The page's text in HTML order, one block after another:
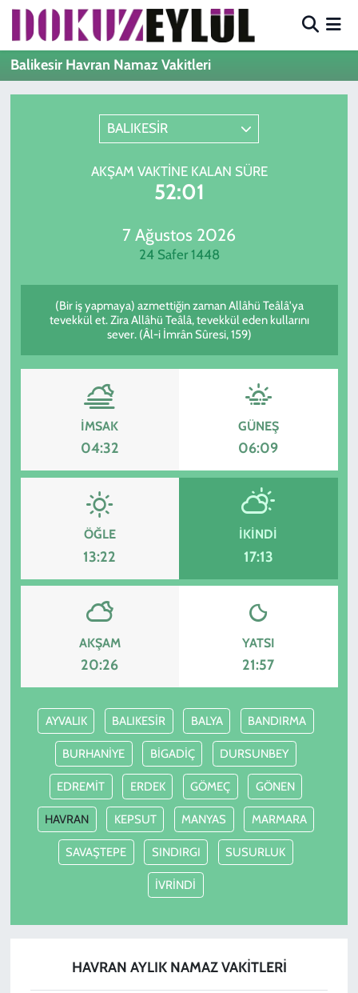
Balikesir Havran Namaz Vakitleri
BALIKESİR
AKŞAM VAKTINE KALAN SÜRE
52:01
7 Ağustos 2026
24 Safer 1448
(Bir iş yapmaya) azmettiğin zaman Allâhü Teâlâ'ya
tevekkül et. Zira Allâhü Teâlâ, tevekkül eden kullarını
sever. (Âl-i İmrân Sûresi, 159)
İMSAK
04:32
GÜNEŞ
06:09
ÖĞLE
13:22
İKINDI
17:13
AKŞAM
20:26
YATSI
21:57
AYVALIK BALIKESİR BALYA BANDIRMA
BURHANİYE BİGADİÇ DURSUNBEY
EDREMİT ERDEK GÖMEÇ GÖNEN
HAVRAN KEPSUT MANYAS MARMARA
SAVAŞTEPE SINDIRGI SUSURLUK
İVRİNDİ
HAVRAN AYLIK NAMAZ VAKITLERI
Hava Durumu
Süper Lig Puan Durumu ve Fikstür
Tüm Manşetler